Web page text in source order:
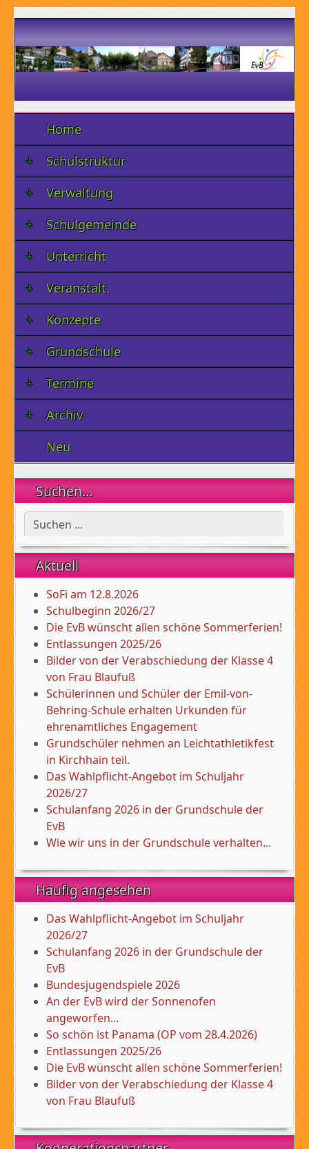
Home
Schulstruktur
Verwaltung
Schulgemeinde
Unterricht
Veranstalt.
Konzepte
Grundschule
Termine
Archiv
Neu
Suchen...
Aktuell
SoFi am 12.8.2026
Schulbeginn 2026/27
Die EvB wünscht allen schöne Sommerferien!
Entlassungen 2025/26
Bilder von der Verabschiedung der Klasse 4
von Frau Blaufuß
Schülerinnen und Schüler der Emil-von-
Behring-Schule erhalten Urkunden für
ehrenamtliches Engagement
Grundschüler nehmen an Leichtathletikfest
in Kirchhain teil.
Das Wahlpflicht-Angebot im Schuljahr
2026/27
Schulanfang 2026 in der Grundschule der
EvB
Wie wir uns in der Grundschule verhalten...
Häufig angesehen
Das Wahlpflicht-Angebot im Schuljahr
2026/27
Schulanfang 2026 in der Grundschule der
EvB
Bundesjugendspiele 2026
An der EvB wird der Sonnenofen
angeworfen...
So schön ist Panama (OP vom 28.4.2026)
Entlassungen 2025/26
Die EvB wünscht allen schöne Sommerferien!
Bilder von der Verabschiedung der Klasse 4
von Frau Blaufuß